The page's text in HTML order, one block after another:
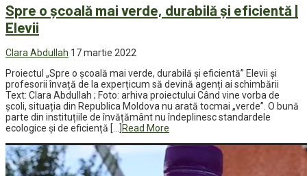
Spre o școală mai verde, durabilă și eficientă |
Elevii
Clara Abdullah 17 martie 2022
Proiectul „Spre o școală mai verde, durabilă și eficientă” Elevii și
profesorii învață de la experțicum să devină agenți ai schimbării
Text: Clara Abdullah ; Foto: arhiva proiectului Când vine vorba de
școli, situația din Republica Moldova nu arată tocmai „verde”. O bună
parte din instituțiile de învățământ nu îndeplinesc standardele
ecologice și de eficiență […]
Read More